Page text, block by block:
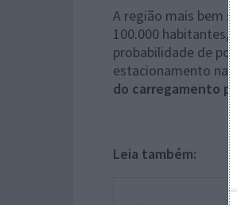
A região mais bem
100.000 habitantes,
probabilidade de
estacionamento na
do carregamento
Leia também: